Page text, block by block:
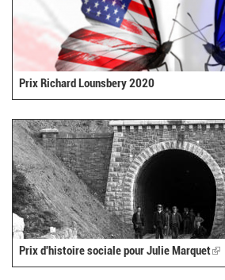
Prix Richard Lounsbery 2020
Prix d'histoire sociale pour Julie Marquet(link
is